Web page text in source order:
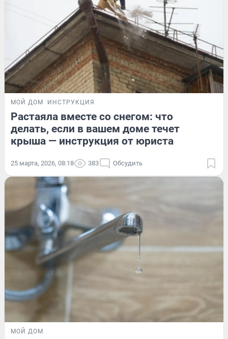
МОЙ ДОМ ИНСТРУКЦИЯ
Растаяла вместе со снегом: что
делать, если в вашем доме течет
крыша — инструкция от юриста
25 марта, 2026, 08:18 383 Обсудить
МОЙ ДОМ